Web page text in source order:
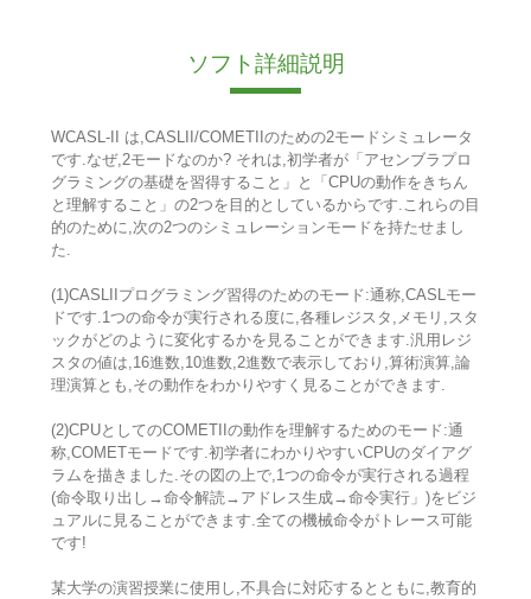
ソフト詳細説明
WCASL-II は,CASLII/COMETIIのための2モードシミュレータ
です.なぜ,2モードなのか? それは,初学者が「アセンブラプロ
グラミングの基礎を習得すること」と「CPUの動作をきちん
と理解すること」の2つを目的としているからです.これらの目
的のために,次の2つのシミュレーションモードを持たせまし
た.
(1)CASLIIプログラミング習得のためのモード:通称,CASLモー
ドです.1つの命令が実行される度に,各種レジスタ,メモリ,スタ
ックがどのように変化するかを見ることができます.汎用レジ
スタの値は,16進数,10進数,2進数で表示しており,算術演算,論
理演算とも,その動作をわかりやすく見ることができます.
(2)CPUとしてのCOMETIIの動作を理解するためのモード:通
称,COMETモードです.初学者にわかりやすいCPUのダイアグ
ラムを描きました.その図の上で,1つの命令が実行される過程
(命令取り出し→命令解読→アドレス生成→命令実行」)をビジ
ュアルに見ることができます.全ての機械命令がトレース可能
です!
某大学の演習授業に使用し,不具合に対応するとともに,教育的